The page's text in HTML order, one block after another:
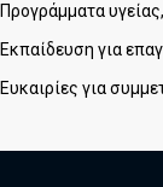
Προγράμματα
Εκπαίδευση για
Ευκαιρίες για